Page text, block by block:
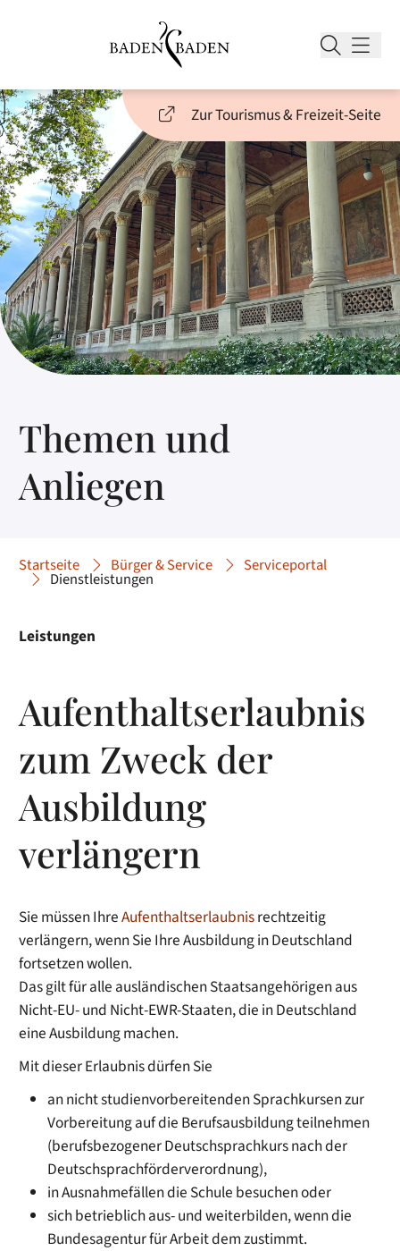
Zur Tourismus & Freizeit-Seite
Themen und
Anliegen
Startseite Bürger & Service Serviceportal
Dienstleistungen
Leistungen
Aufenthaltserlaubnis
zum Zweck der
Ausbildung
verlängern
Sie müssen IhreAufenthaltserlaubnisrechtzeitig
verlängern, wenn Sie Ihre Ausbildung in Deutschland
fortsetzen wollen.
Das gilt für alle ausländischen Staatsangehörigen aus
Nicht-EU- und Nicht-EWR-Staaten, die in Deutschland
eine Ausbildung machen.
Mit dieser Erlaubnis dürfen Sie
an nicht studienvorbereitenden Sprachkursen zur
Vorbereitung auf die Berufsausbildung teilnehmen
(berufsbezogener Deutschsprachkurs nach der
Deutschsprachförderverordnung),
in Ausnahmefällen die Schule besuchen oder
sich betrieblich aus- und weiterbilden, wenn die
Bundesagentur für Arbeit dem zustimmt.